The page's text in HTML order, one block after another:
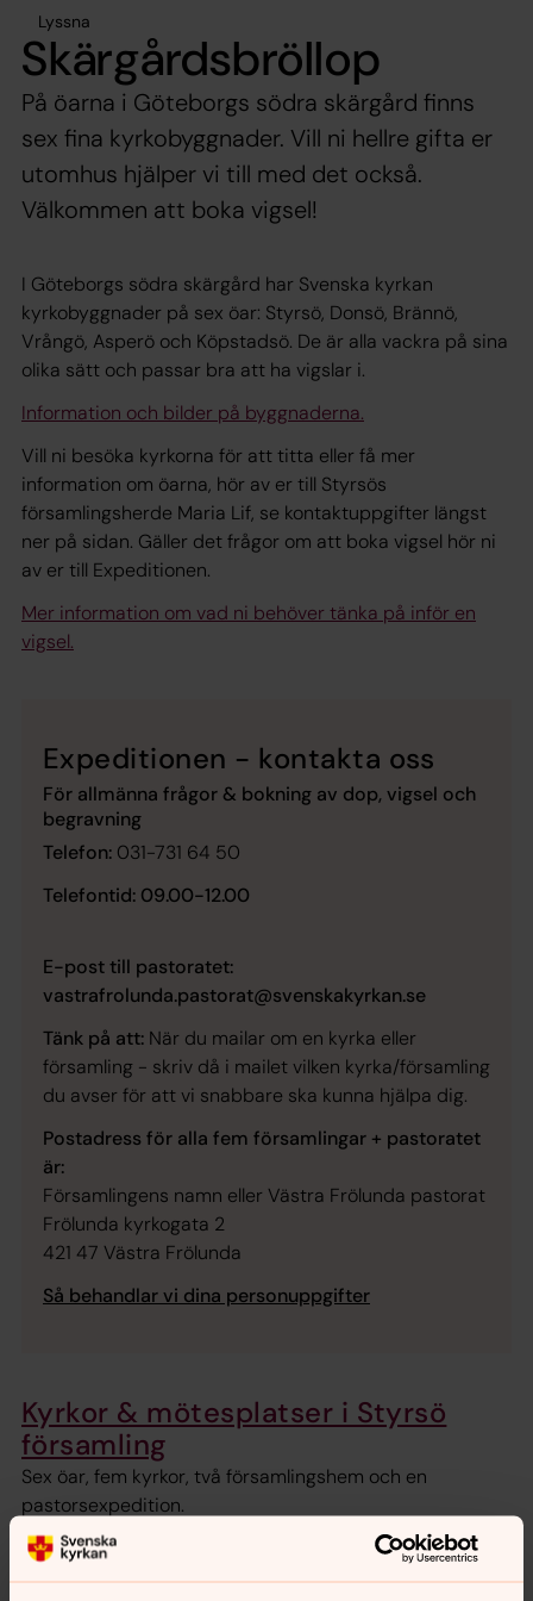
Lyssna
Skärgårdsbröllop
På öarna i Göteborgs södra skärgård finns
sex fina kyrkobyggnader. Vill ni hellre gifta er
utomhus hjälper vi till med det också.
Välkommen att boka vigsel!
I Göteborgs södra skärgård har Svenska kyrkan
kyrkobyggnader på sex öar: Styrsö, Donsö, Brännö,
Vrångö, Asperö och Köpstadsö. De är alla vackra på sina
olika sätt och passar bra att ha vigslar i.
Information och bilder på byggnaderna.
Vill ni besöka kyrkorna för att titta eller få mer
information om öarna, hör av er till Styrsös
församlingsherde Maria Lif, se kontaktuppgifter längst
ner på sidan. Gäller det frågor om att boka vigsel hör ni
av er till Expeditionen.
Mer information om vad ni behöver tänka på inför en
vigsel.
Expeditionen - kontakta oss
För allmänna frågor & bokning av dop, vigsel och
begravning
Telefon: 031-731 64 50
Telefontid: 09.00-12.00
E-post till pastoratet:
vastrafrolunda.pastorat@svenskakyrkan.se
Tänk på att: När du mailar om en kyrka eller
församling - skriv då i mailet vilken kyrka/församling
du avser för att vi snabbare ska kunna hjälpa dig.
Postadress för alla fem församlingar + pastoratet
är:
Församlingens namn eller Västra Frölunda pastorat
Frölunda kyrkogata 2
421 47 Västra Frölunda
Så behandlar vi dina personuppgifter
Kyrkor & mötesplatser i Styrsö
församling
Sex öar, fem kyrkor, två församlingshem och en
pastorsexpedition.
Bröllop